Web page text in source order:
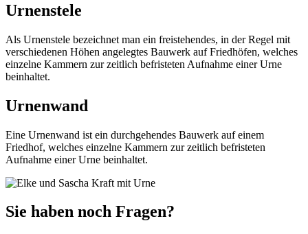
Urnenstele
Als Urnenstele bezeichnet man ein freistehendes, in der Regel mit
verschiedenen Höhen angelegtes Bauwerk auf Friedhöfen, welches
einzelne Kammern zur zeitlich befristeten Aufnahme einer Urne
beinhaltet.
Urnenwand
Eine Urnenwand ist ein durchgehendes Bauwerk auf einem
Friedhof, welches einzelne Kammern zur zeitlich befristeten
Aufnahme einer Urne beinhaltet.
Sie haben noch Fragen?